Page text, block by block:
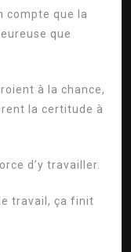
compte que la
que
à la chance,
la certitude à
d’y travailler.
travail, ça finit